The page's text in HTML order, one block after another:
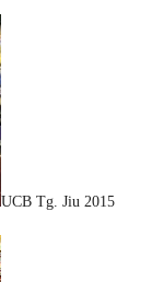
UCB Tg. Jiu 2015